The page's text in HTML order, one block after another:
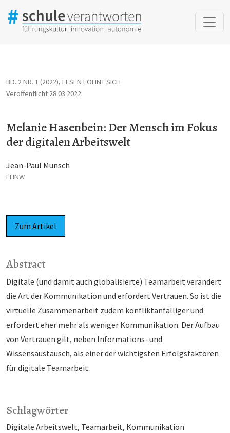
BD. 2 NR. 1 (2022), LESEN LOHNT SICH
Melanie Hasenbein: Der Mensch im Fokus
der digitalen Arbeitswelt
Veröffentlicht 28.03.2022
Jean-Paul Munsch
FHNW
Zum Artikel
Schlagwörter
Digitale Arbeitswelt Teamarbeit Kommunikation
Abstract
Digitale (und damit auch globalisierte) Teamarbeit verändert
die Art der Kommunikation und erfordert Vertrauen. So ist die
virtuelle Zusammenarbeit zudem konfliktanfälliger und
erfordert eher mehr als weniger Kommunikation. Der Aufbau
von Vertrauen gilt, neben Informations- und
Wissensaustausch, als einer der wichtigsten Erfolgsfaktoren
für digitale Teamarbeit.